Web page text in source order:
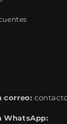
correo:
WhatsApp: